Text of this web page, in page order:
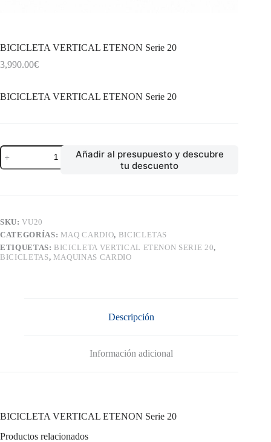
BICICLETA VERTICAL ETENON Serie 20
3,990.00€
BICICLETA VERTICAL ETENON Serie 20
BICICLETA
VERTICAL
ETENON
Añadir al presupuesto y descubre
tu descuento
SKU:VU20
CATEGORÍAS: MAQ CARDIO, BICICLETAS
ETIQUETAS: BICICLETA VERTICAL ETENON SERIE 20,
BICICLETAS, MAQUINAS CARDIO
Descripción
Información adicional
BICICLETA VERTICAL ETENON Serie 20
Productos relacionados